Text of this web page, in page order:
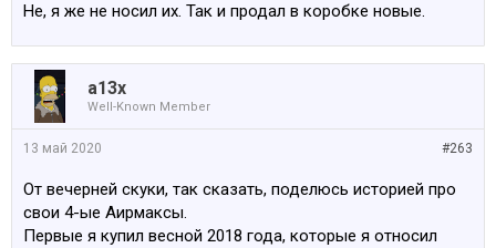
Не, я же не носил их. Так и продал в коробке новые.
a13x
Well-Known Member
#263
13 май 2020
От вечерней скуки, так сказать, поделюсь историей про
свои 4-ые Аирмаксы.
Первые я купил весной 2018 года, которые я относил